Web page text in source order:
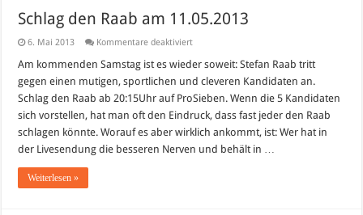
Schlag den Raab am 11.05.2013
6. Mai 2013 Kommentare deaktiviertfür
den
am
11.05.2013
Am kommenden Samstag ist es wieder soweit: Stefan Raab tritt
gegen einen mutigen, sportlichen und cleveren Kandidaten an.
Schlag den Raab ab 20:15Uhr auf ProSieben. Wenn die 5 Kandidaten
sich vorstellen, hat man oft den Eindruck, dass fast jeder den Raab
schlagen könnte. Worauf es aber wirklich ankommt, ist: Wer hat in
der Livesendung die besseren Nerven und behält in …
Weiterlesen »